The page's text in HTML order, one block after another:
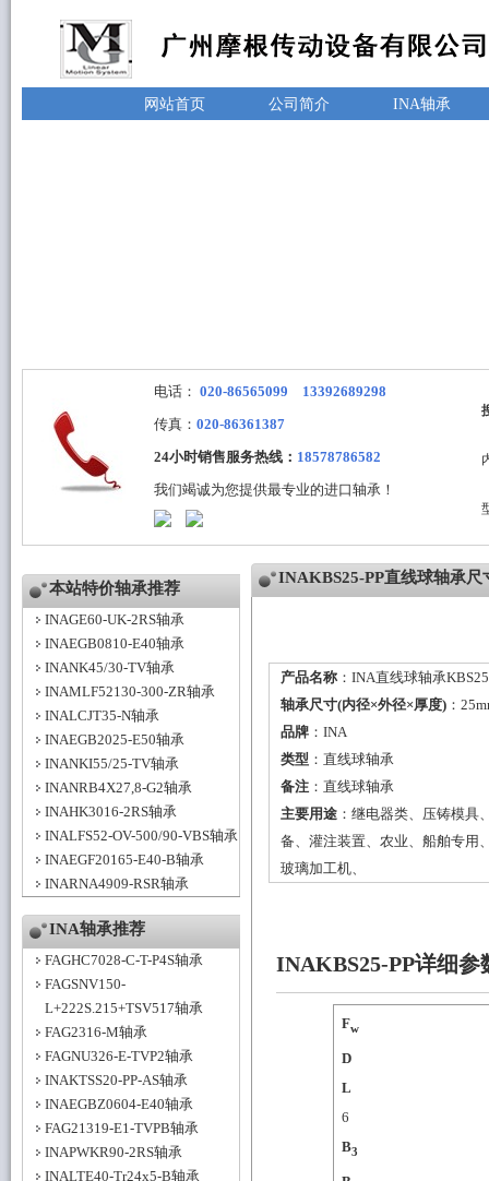
网站首页 公司简介 INA轴承
电话： 020-86565099 13392689298
传真： 020-86361387
24小时销售服务热线： 18578786582
我们竭诚为您提供最专业的进口轴承！
本站特价轴承推荐
INAGE60-UK-2RS轴承
INAEGB0810-E40轴承
INANK45/30-TV轴承
INAMLF52130-300-ZR轴承
INALCJT35-N轴承
INAEGB2025-E50轴承
INANKI55/25-TV轴承
INANRB4X27,8-G2轴承
INAHK3016-2RS轴承
INALFS52-OV-500/90-VBS轴承
INAEGF20165-E40-B轴承
INARNA4909-RSR轴承
INA轴承推荐
FAGHC7028-C-T-P4S轴承
FAGSNV150-
L+222S.215+TSV517轴承
FAG2316-M轴承
FAGNU326-E-TVP2轴承
INAKTSS20-PP-AS轴承
INAEGBZ0604-E40轴承
FAG21319-E1-TVPB轴承
INAPWKR90-2RS轴承
INALTE40-Tr24x5-B轴承
INAKBS25-PP直线球轴承尺
产品名称 ：INA直线球轴承
轴承尺寸(内径×外径×厚度) ：
品牌 ： INA
类型 ： 直线球轴承
备注 ：直线球轴承
主要用途 ：继电器类、压铸模具
备、灌注装置、农业、船舶专用
玻璃加工机、
INAKBS25-PP详细参
Fw
D
L
6
B3